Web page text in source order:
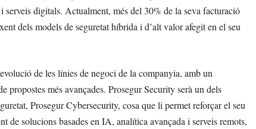
digitals. Actualment, més del 30% de la seva facturació
dels models de seguretat híbrida i d’alt valor afegit en el seu
de les línies de negoci de la companyia, amb un
més avançades. Prosegur Security serà un dels
Prosegur Cybersecurity, cosa que li permet reforçar el seu
de solucions basades en IA, analítica avançada i serveis remots,